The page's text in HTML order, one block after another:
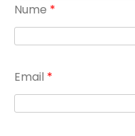
Nume *
Email *